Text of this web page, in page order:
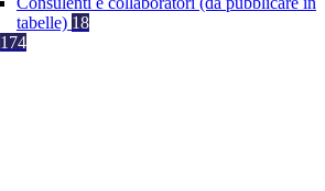
tabelle) 18
174